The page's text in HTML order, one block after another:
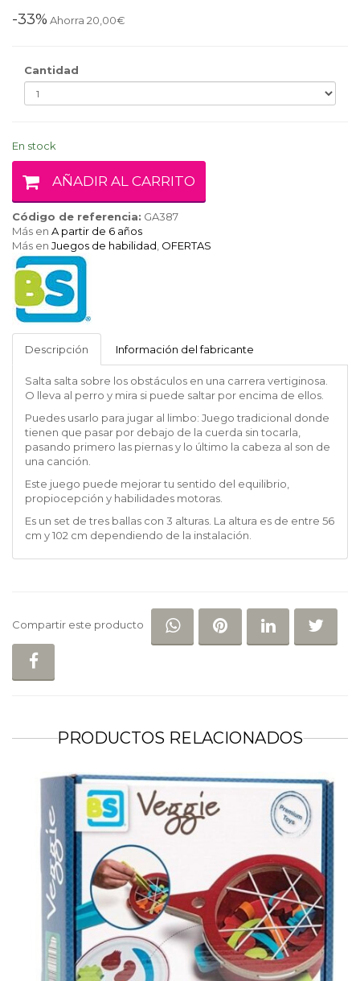
-33% Ahorra 20,00€
Cantidad
En stock
AÑADIR AL CARRITO
Código de referencia: GA387
Más en A partir de 6 años
Más en Juegos de habilidad OFERTAS
BS
ToysDescripción Información del fabricante
Salta salta sobre los obstáculos en una carrera vertiginosa.
O lleva al perro y mira si puede saltar por encima de ellos.
Puedes usarlo para jugar al limbo: Juego tradicional donde
tienen que pasar por debajo de la cuerda sin tocarla,
pasando primero las piernas y lo último la cabeza al son de
una canción.
Este juego puede mejorar tu sentido del equilibrio,
propiocepción y habilidades motoras.
Es un set de tres ballas con 3 alturas. La altura es de entre 56
cm y 102 cm dependiendo de la instalación.
Compartir este producto COMPARTIR EN
COMPARTIR EN
PRODUCTOS RELACIONADOS